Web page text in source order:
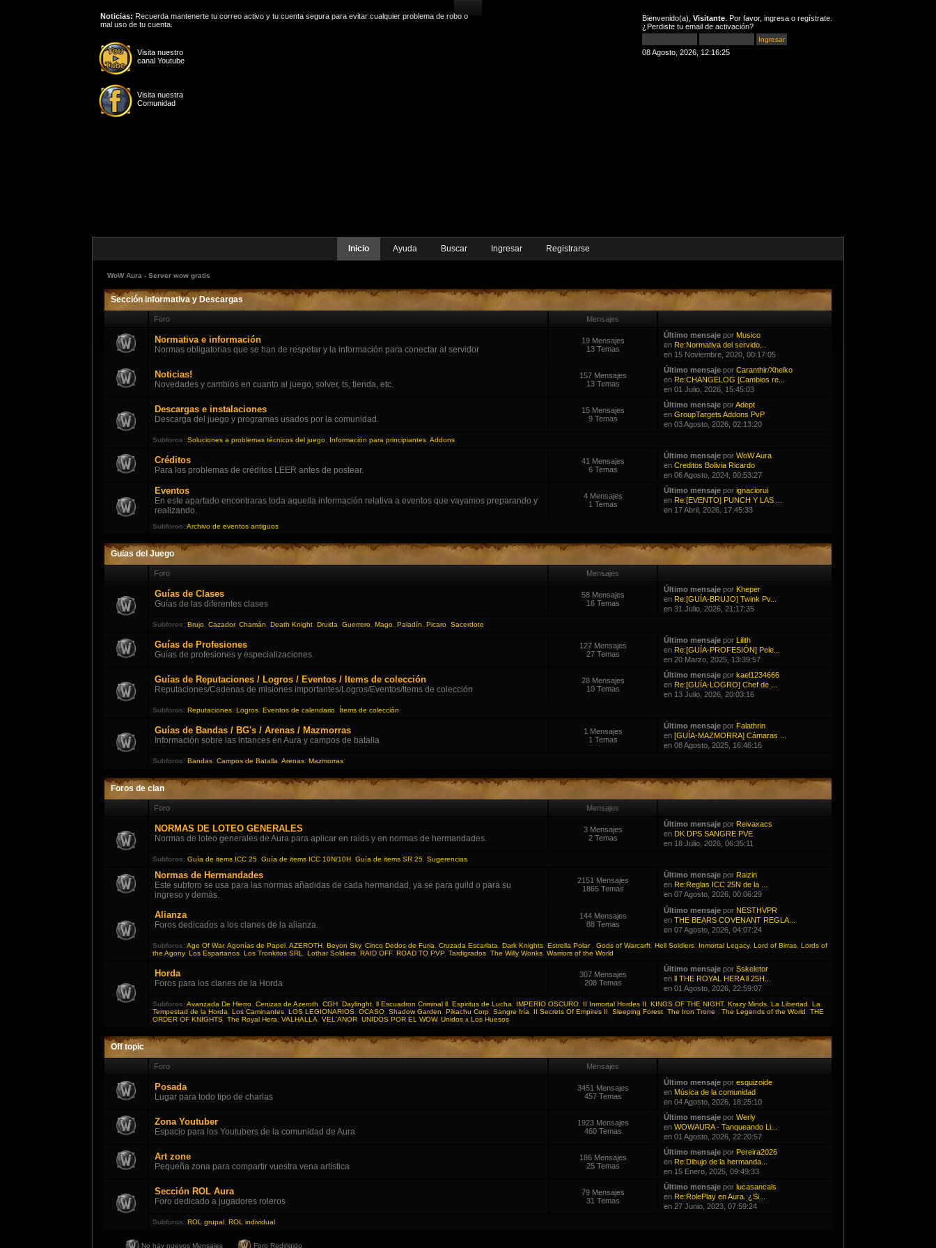
Bienvenido(a), Visitante . Por favor, ingresa o regístrate
¿Perdiste tu email de activación?
08 Agosto, 2026, 12:16:25
Visita nuestro
canal Youtube
Visita nuestra
Comunidad
Noticias: Recuerda mantenerte tu correo activo y tu cuenta segura para evitar cualquier problema de robo o
mal uso de tu cuenta.
Inicio Ayuda Buscar Ingresar Registrarse
WoW Aura - Server wow gratis
Sección informativa y Descargas
Foro Mensajes
Normativa e información
Normas obligatorias que se han de respetar y la información para conectar al servidor
19 Mensajes
13 Temas
Último mensajepor Musico
en Re:Normativa del servido...
en 15 Noviembre, 2020, 00:17:05
Noticias!
Novedades y cambios en cuanto al juego, solver, ts, tienda, etc.
157 Mensajes
13 Temas
Último mensajepor Caranthir/Xhelko
en Re:CHANGELOG [Cambios re...
en 01 Julio, 2026, 15:45:03
Descargas e instalaciones
Descarga del juego y programas usados por la comunidad.
15 Mensajes
9 Temas
Último mensajeporAdept
en GroupTargets Addons PvP
en 03 Agosto, 2026, 02:13:20
Subforos: Soluciones a problemas técnicos del juego Información para principiantes Addons
Créditos
Para los problemas de créditos LEER antes de postear.
41 Mensajes
6 Temas
Último mensajepor WoW Aura
en Creditos Bolivia Ricardo
en 06 Agosto, 2024, 00:53:27
Eventos
En este apartado encontraras toda aquella información relativa a eventos que vayamos preparando y
realizando.
4 Mensajes
1 Temas
Último mensajepor ignaciorui
en Re:[EVENTO] PUNCH Y LAS ...
en 17 Abril, 2026, 17:45:33
Subforos: Archivo de eventos antiguos
Guias del Juego
Foro Mensajes
Guías de Clases
Guías de las diferentes clases
58 Mensajes
16 Temas
Último mensajepor Kheper
en Re:[GUÍA-BRUJO] Twink Pv...
en 31 Julio, 2026, 21:17:35
Subforos: Brujo Cazador, Chamán Death Knight Druida Guerrero Mago Paladín Picaro Sacerdote
Guías de Profesiones
Guías de profesiones y especializaciones.
127 Mensajes
27 Temas
Último mensajepor Lilith
en Re:[GUÍA-PROFESIÓN] Pele...
en 20 Marzo, 2025, 13:39:57
Guías de Reputaciones / Logros / Eventos / Items de colección
Reputaciones/Cadenas de misiones importantes/Logros/Eventos/Ítems de colección
28 Mensajes
10 Temas
Último mensajepor kael1234666
en Re:[GUÍA-LOGRO] Chef de ...
en 13 Julio, 2026, 20:03:16
Subforos: Reputaciones Logros Eventos de calendario Ítems de colección
Guías de Bandas / BG's / Arenas / Mazmorras
Información sobre las intances en Aura y campos de batalla
1 Mensajes
1 Temas
Último mensajepor Falathrin
en [GUÍA-MAZMORRA] Cámaras ...
en 08 Agosto, 2025, 16:46:16
Subforos: Bandas Campos de Batalla Arenas Mazmorras
Foros de clan
Foro Mensajes
NORMAS DE LOTEO GENERALES
Normas de loteo generales de Aura para aplicar en raids y en normas de hermandades.
3 Mensajes
2 Temas
Último mensajepor Reivaxacs
en DK DPS SANGRE PVE
en 18 Julio, 2026, 06:35:11
Subforos: Guía de items ICC 25 Guía de items ICC 10N/10H Guía de items SR 25 Sugerencias
Normas de Hermandades
Este subforo se usa para las normas añadidas de cada hermandad, ya se para guild o para su
ingreso y demás.
2151 Mensajes
1865 Temas
Último mensajepor Raizin
en Re:Reglas ICC 25N de la ...
en 07 Agosto, 2026, 00:06:29
Alianza
Foros dedicados a los clanes de la alianza.
144 Mensajes
88 Temas
Último mensajepor NESTHVPR
en THE BEARS COVENANT REGLA...
en 07 Agosto, 2026, 04:07:24
Subforos: Age Of War, Agonías de Papel AZEROTH Beyon Sky, Cinco Dedos de Furia Cruzada Escarlata Dark Knights Estrella Polar Gods of Warcarft Hell Soldiers Inmortal Legacy, Lord of Birras Lords of
the Agony, Los Espartanos Los Tronkitos SRL Lothar Soldiers RAID OFF, ROAD TO PVP Tardigrados The Willy Wonks Warriors of the World
Horda
Foros para los clanes de la Horda
307 Mensajes
208 Temas
Último mensajepor Sskeletor
en ll THE ROYAL HERA ll 25H...
en 01 Agosto, 2026, 22:59:07
Subforos: Avanzada De Hierro Cenizas de Azeroth CGH Daylinght ll Escuadron Criminal ll Espiritus de Lucha IMPERIO OSCURO II Inmortal Hordes II KINGS OF THE NIGHT, Krazy Minds La Libertad
La
Tempestad de la Horda
Los Caminantes LOS LEGIONARIOS OCASO Shadow Garden Pikachu Corp Sangre fría II Secrets Of Empires II Sleeping Forest The Iron Trone The Legends of the World
THE
ORDER OF KNIGHTS The Royal Hera VALHALLA VEL'ANOR UNIDOS POR EL WOW, Unidos x Los Huesos
Off topic
Foro Mensajes
Posada
Lugar para todo tipo de charlas
3451 Mensajes
457 Temas
Último mensajepor esquizoide
en Música de la comunidad
en 04 Agosto, 2026, 18:25:10
Zona Youtuber
Espacio para los Youtubers de la comunidad de Aura
1923 Mensajes
460 Temas
Último mensajepor Werly
en WOWAURA - Tanqueando Li...
en 01 Agosto, 2026, 22:20:57
Art zone
Pequeña zona para compartir vuestra vena artística
186 Mensajes
25 Temas
Último mensajepor Pereira2026
en Re:Dibujo de la hermanda...
en 15 Enero, 2025, 09:49:33
Sección ROL Aura
Foro dedicado a jugadores roleros
79 Mensajes
31 Temas
Último mensajepor lucasancals
en Re:RolePlay en Aura. ¿Si...
en 27 Junio, 2023, 07:59:24
Subforos: ROL grupal ROL individual
No hay nuevos Mensajes Foro Redirigido